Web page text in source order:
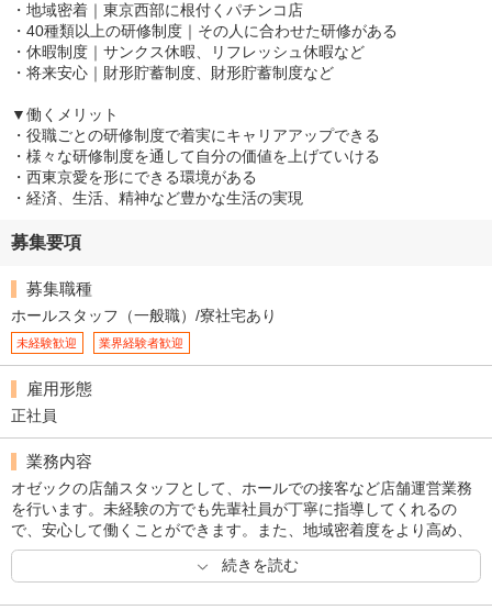
・地域密着｜東京西部に根付くパチンコ店
・40種類以上の研修制度｜その人に合わせた研修がある
・休暇制度｜サンクス休暇、リフレッシュ休暇など
・将来安心｜財形貯蓄制度、財形貯蓄制度など
▼働くメリット
・役職ごとの研修制度で着実にキャリアアップできる
・様々な研修制度を通して自分の価値を上げていける
・西東京愛を形にできる環境がある
・経済、生活、精神など豊かな生活の実現
募集要項
募集職種
ホールスタッフ（一般職）/寮社宅あり
未経験歓迎 業界経験者歓迎
雇用形態
正社員
業務内容
オゼックの店舗スタッフとして、ホールでの接客など店舗運営業務
を行います。未経験の方でも先輩社員が丁寧に指導してくれるの
で、安心して働くことができます。また、地域密着度をより高め、
よりホスピタリティー溢れる新規業務の企画・立案に携わることが
でき、会社を運営しているということを実感できます。
続きを読む